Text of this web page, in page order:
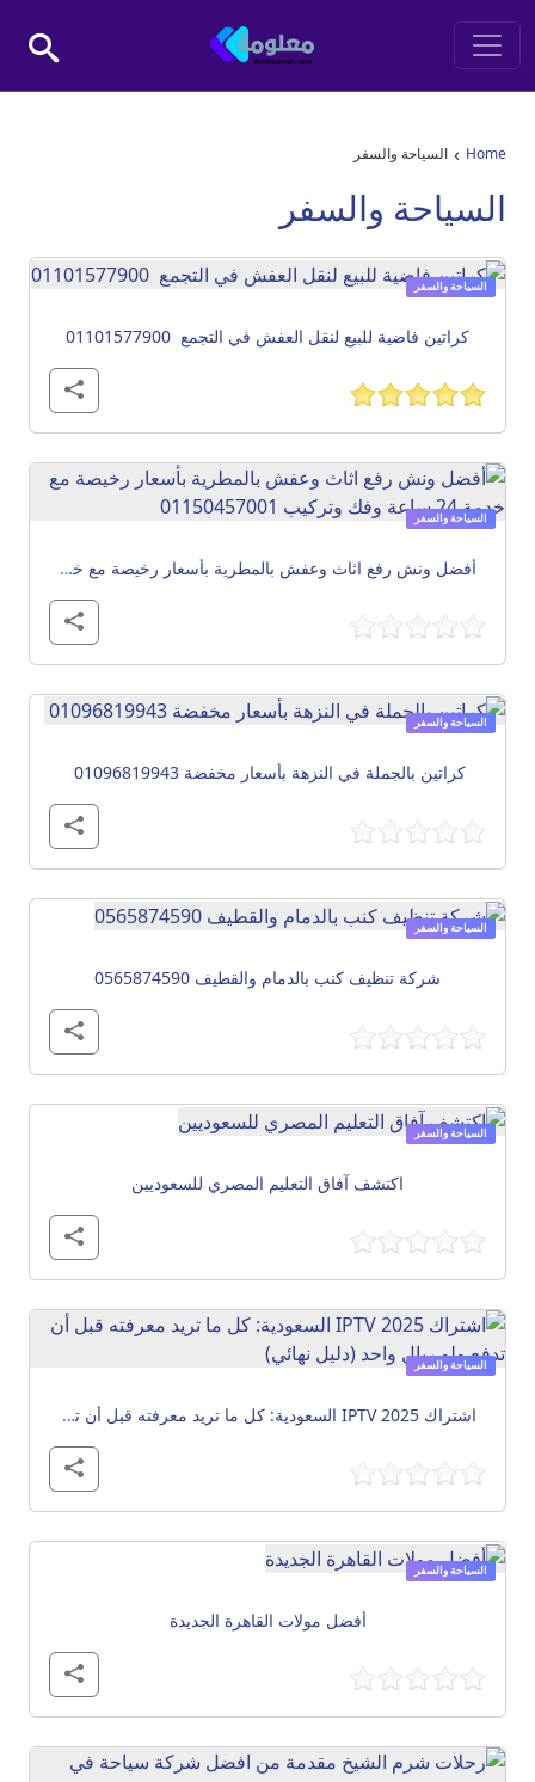
Main Navigation
Home
› السياحة والسفر
السياحة والسفر
السياحة والسفر
كراتين فاضية للبيع لنقل العفش في التجمع 01101577900
السياحة والسفر
أفضل ونش رفع اثاث وعفش بالمطرية بأسعار رخيصة مع خدمة 24 ساعة وفك وتركيب 01150457001
السياحة والسفر
كراتين بالجملة في النزهة بأسعار مخفضة 01096819943
السياحة والسفر
شركة تنظيف كنب بالدمام والقطيف 0565874590
السياحة والسفر
اكتشف آفاق التعليم المصري للسعوديين
السياحة والسفر
اشتراك IPTV 2025 السعودية: كل ما تريد معرفته قبل أن تدفع ولو ريال واحد (دليل نهائي)
السياحة والسفر
أفضل مولات القاهرة الجديدة